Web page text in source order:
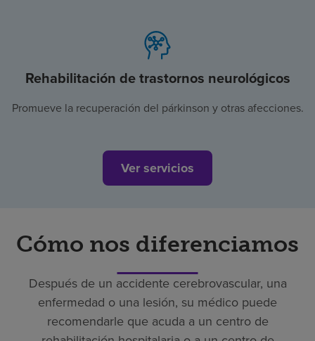
Rehabilitación de trastornos neurológicos
Promueve la recuperación del párkinson y otras afecciones.
Ver servicios
Cómo nos diferenciamos
Después de un accidente cerebrovascular, una
enfermedad o una lesión, su médico puede
recomendarle que acuda a un centro de